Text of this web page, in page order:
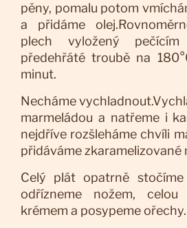
pěny, pomalu potom
a přidáme
plech vyložený
předehřáté troubě na
minut.
Necháme
marmeládou a natřeme i
nejdříve rozšleháme chvíli
přidáváme zkaramelizované
Celý plát opatrně
odřízneme nožem,
krémem a posypeme ořechy.